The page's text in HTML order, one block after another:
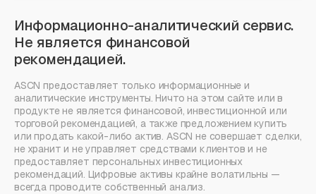
Информационно-аналитический сервис.
Не является финансовой
рекомендацией.
ASCN предоставляет только информационные и
аналитические инструменты. Ничто на этом сайте или в
продукте не является финансовой, инвестиционной или
торговой рекомендацией, а также предложением купить
или продать какой-либо актив. ASCN не совершает сделки,
не хранит и не управляет средствами клиентов и не
предоставляет персональных инвестиционных
рекомендаций. Цифровые активы крайне волатильны —
всегда проводите собственный анализ.